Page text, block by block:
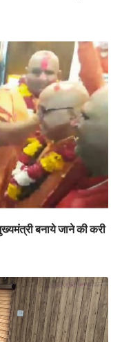
बनाये जाने की करी